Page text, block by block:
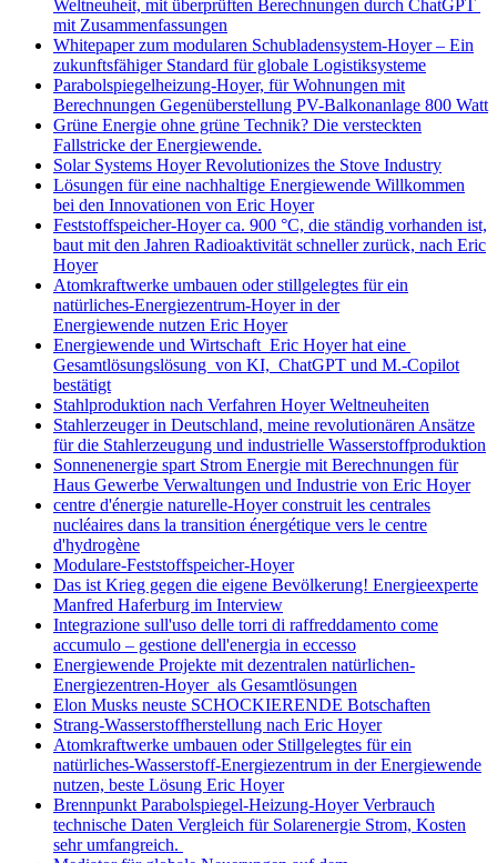
Weltneuheit, mit überprüften Berechnungen durch ChatGPT
mit Zusammenfassungen
Whitepaper zum modularen Schubladensystem-Hoyer – Ein
zukunftsfähiger Standard für globale Logistiksysteme
Parabolspiegelheizung-Hoyer, für Wohnungen mit
Berechnungen Gegenüberstellung PV-Balkonanlage 800 Watt
Grüne Energie ohne grüne Technik? Die versteckten
Fallstricke der Energiewende.
Solar Systems Hoyer Revolutionizes the Stove Industry
Lösungen für eine nachhaltige Energiewende Willkommen
bei den Innovationen von Eric Hoyer
Feststoffspeicher-Hoyer ca. 900 °C, die ständig vorhanden ist,
baut mit den Jahren Radioaktivität schneller zurück, nach Eric
Hoyer
Atomkraftwerke umbauen oder stillgelegtes für ein
natürliches-Energiezentrum-Hoyer in der
Energiewende nutzen Eric Hoyer
Energiewende und Wirtschaft Eric Hoyer hat eine
Gesamtlösungslösung von KI, ChatGPT und M.-Copilot
bestätigt
Stahlproduktion nach Verfahren Hoyer Weltneuheiten
Stahlerzeuger in Deutschland, meine revolutionären Ansätze
für die Stahlerzeugung und industrielle Wasserstoffproduktion
Sonnenenergie spart Strom Energie mit Berechnungen für
Haus Gewerbe Verwaltungen und Industrie von Eric Hoyer
centre d'énergie naturelle-Hoyer construit les centrales
nucléaires dans la transition énergétique vers le centre
d'hydrogène
Modulare-Feststoffspeicher-Hoyer
Das ist Krieg gegen die eigene Bevölkerung! Energieexperte
Manfred Haferburg im Interview
Integrazione sull'uso delle torri di raffreddamento come
accumulo – gestione dell'energia in eccesso
Energiewende Projekte mit dezentralen natürlichen-
Energiezentren-Hoyer als Gesamtlösungen
Elon Musks neuste SCHOCKIERENDE Botschaften
Strang-Wasserstoffherstellung nach Eric Hoyer
Atomkraftwerke umbauen oder Stillgelegtes für ein
natürliches-Wasserstoff-Energiezentrum in der Energiewende
nutzen, beste Lösung Eric Hoyer
Brennpunkt Parabolspiegel-Heizung-Hoyer Verbrauch
technische Daten Vergleich für Solarenergie Strom, Kosten
sehr umfangreich.